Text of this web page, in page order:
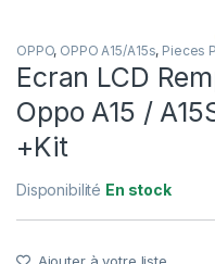
OPPO, OPPO A15/A15s, Pieces
Ecran LCD
Oppo A15 /
+Kit
Disponibilité En stock
Ajouter à votre liste